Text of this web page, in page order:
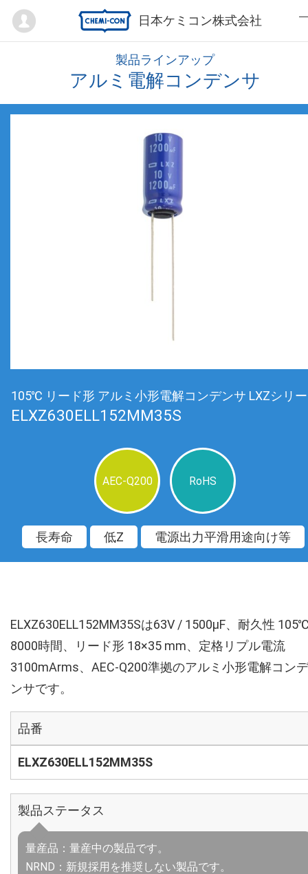
日本ケミコン株式会社
Mypage
製品ラインアップ
アルミ電解コンデンサ
105℃ リード形 アルミ小形電解コンデンサ LXZシリ
ELXZ630ELL152MM35S
AEC-Q200 RoHS
長寿命 低Z 電源出力平滑用途向け等
ELXZ630ELL152MM35Sは63V / 1500µF、耐久性
8000時間、リード形 18×35 mm、定格リプル電流
3100mArms、AEC-Q200準拠のアルミ小形電解コンデ
ンサです。
品番
ELXZ630ELL152MM35S
製品ステータス
量産品：量産中の製品です。
NRND：新規採用を推奨しない製品です。